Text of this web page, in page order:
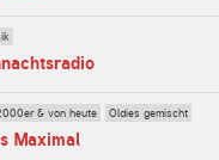
& von heute Oldies gemischt
Maximal